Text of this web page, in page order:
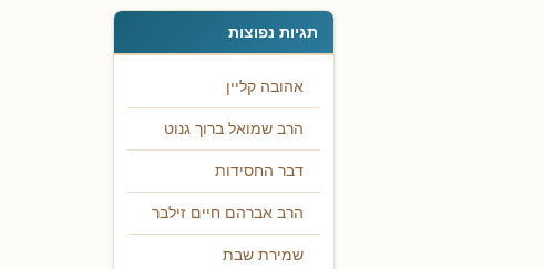
תגיות נפוצות
אהובה קליין
הרב שמואל ברוך גנוט
דבר החסידות
הרב אברהם חיים זילבר
שמירת שבת